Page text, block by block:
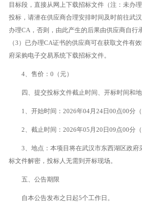
目标段，直接从网上下载招标文件（注：未办
投标，请潜在供应商合理安排时间及时前往武
办理CA，否则，由此产生的后果由供应商自行
（3）已办理CA证书的供应商可在获取文件有
府采购电子交易系统下载招标文件。
4、售价：0（元）
四、提交投标文件截止时间、开标时间和
1、开始时间：2026年04月24日00点00分（
2、截止时间：2026年05月20日09点00分（
3、地点：本项目将在武汉市东西湖区政府
标文件解密，投标人无需到开标现场。
五、公告期限
自本公告发布之日起5个工作日。